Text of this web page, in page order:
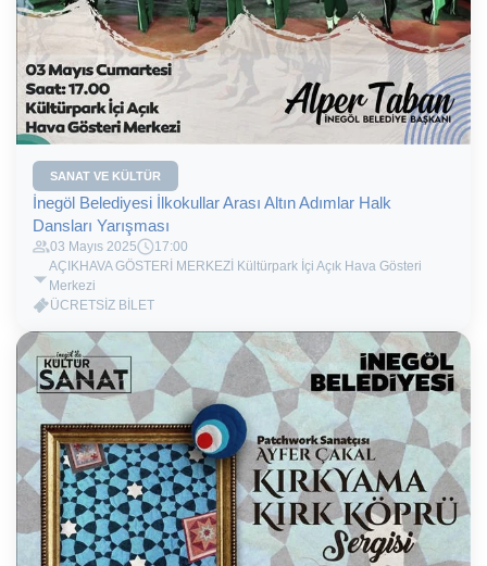
SANAT VE KÜLTÜR
İnegöl Belediyesi İlkokullar Arası Altın Adımlar Halk
Dansları Yarışması
03 Mayıs 2025
17:00
AÇIKHAVA GÖSTERİ MERKEZİ Kültürpark İçi Açık Hava Gösteri
Merkezi
ÜCRETSİZ BİLET